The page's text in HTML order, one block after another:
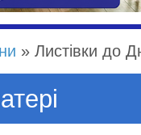
» Листівки до